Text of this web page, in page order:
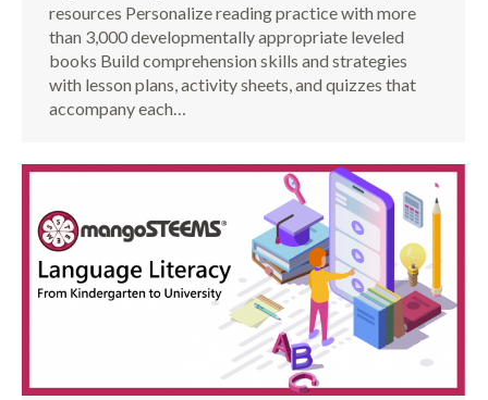
resources Personalize reading practice with more
than 3,000 developmentally appropriate leveled
books Build comprehension skills and strategies
with lesson plans, activity sheets, and quizzes that
accompany each…